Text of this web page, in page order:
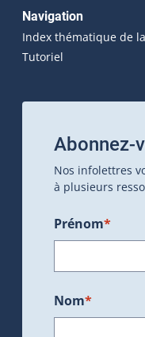
Navigation
Index thématique de la
Tutoriel
Abonnez-
Nos infolettres
à plusieurs
Prénom*
Nom*